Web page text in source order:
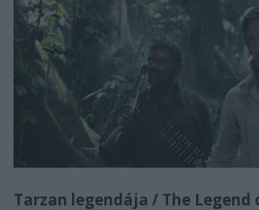
Tarzan legendája / The Legend